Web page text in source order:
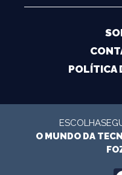
POLÍTICA
O MUNDO DA